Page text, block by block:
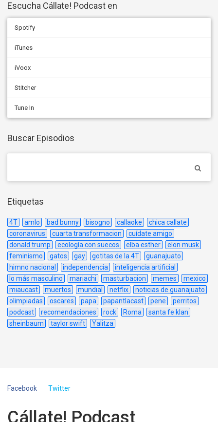
Escucha Cállate! Podcast en
Spotify
iTunes
iVoox
Stitcher
Tune In
Buscar Episodios
Etiquetas
4T amlo bad bunny bisogno callaoke
chica callate
coronavirus
cuarta transformacion
cuídate amigo
donald trump
ecología con suecos elba esther
elon musk
feminismo
gatos gay gotitas de la 4T
guanajuato
himno nacional
independencia
inteligencia artificial
lo más masculino
mariachi masturbacion memes
mexico
miaucast
muertos mundial netflix
noticias de guanajuato
olimpiadas
oscares papa papantlacast pene
perritos
podcast
recomendaciones rock Roma
santa fe klan
sheinbaum
taylor swift Yalitza
Facebook Twitter
Cállate! Podcast